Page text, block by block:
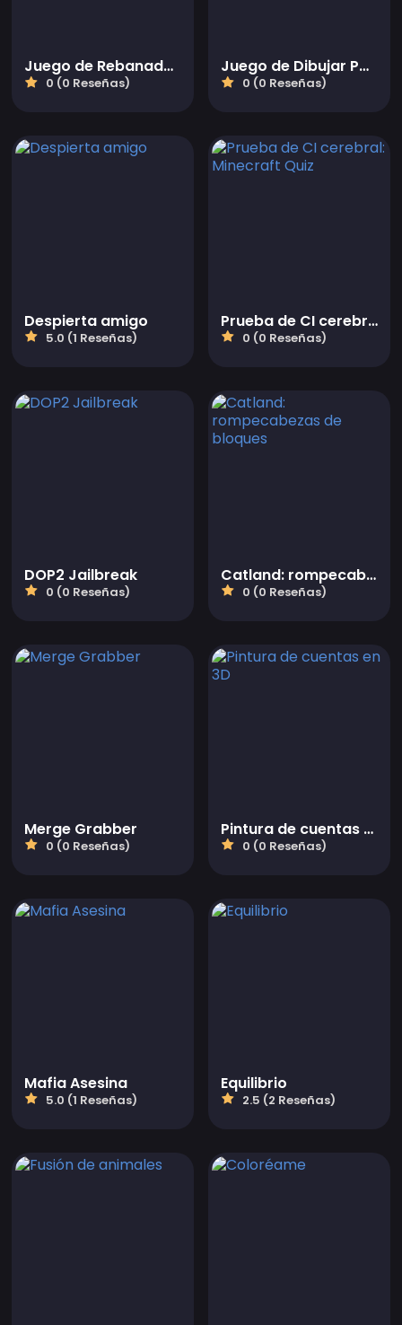
Juego de Rebanador de Globos
0 (0 Reseñas)
Juego de Dibujar Para Ir al Baño
0 (0 Reseñas)
Despierta amigo
5.0 (1 Reseñas)
Prueba de CI cerebral: Minecraft Quiz
0 (0 Reseñas)
DOP2 Jailbreak
0 (0 Reseñas)
Catland: rompecabezas de bloques
0 (0 Reseñas)
Merge Grabber
0 (0 Reseñas)
Pintura de cuentas en 3D
0 (0 Reseñas)
Mafia Asesina
5.0 (1 Reseñas)
Equilibrio
2.5 (2 Reseñas)